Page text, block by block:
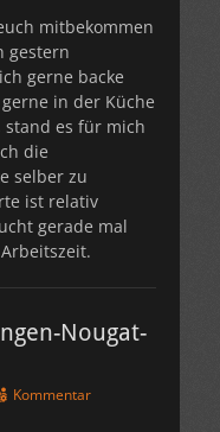
mitbekommen
gestern
gerne backe
in der Küche
es für mich
die
selber zu
ist relativ
gerade mal
Nougat-
Kommentar